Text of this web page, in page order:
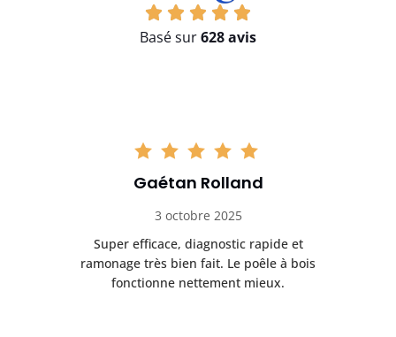
Basé sur628 avis
Gaétan Rolland
3 octobre 2025
Super efficace, diagnostic rapide et
ramonage très bien fait. Le poêle à bois
fonctionne nettement mieux.